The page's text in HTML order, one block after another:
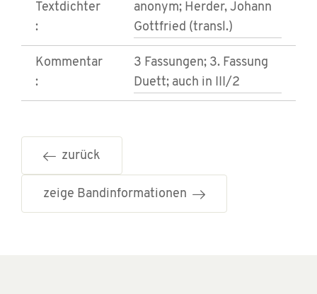
Textdichter
:
anonym; Herder, Johann
Gottfried (transl.)
Kommentar
:
3 Fassungen; 3. Fassung
Duett; auch in III/2
zurück
zeige Bandinformationen